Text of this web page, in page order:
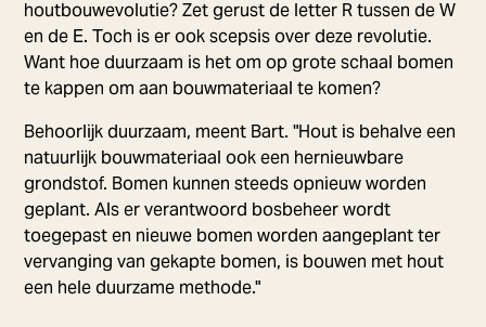
houtbouwevolutie? Zet gerust de letter R tussen de W
en de E. Toch is er ook scepsis over deze revolutie.
Want hoe duurzaam is het om op grote schaal bomen
te kappen om aan bouwmateriaal te komen?
Behoorlijk duurzaam, meent Bart. "Hout is behalve een
natuurlijk bouwmateriaal ook een hernieuwbare
grondstof. Bomen kunnen steeds opnieuw worden
geplant. Als er verantwoord bosbeheer wordt
toegepast en nieuwe bomen worden aangeplant ter
vervanging van gekapte bomen, is bouwen met hout
een hele duurzame methode."